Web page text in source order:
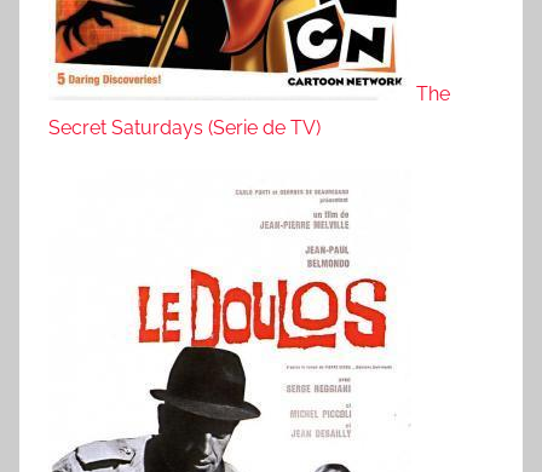
The
Secret Saturdays (Serie de TV)